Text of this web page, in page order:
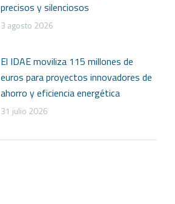
precisos y silenciosos
3 agosto 2026
El IDAE moviliza 115 millones de
euros para proyectos innovadores de
ahorro y eficiencia energética
31 julio 2026